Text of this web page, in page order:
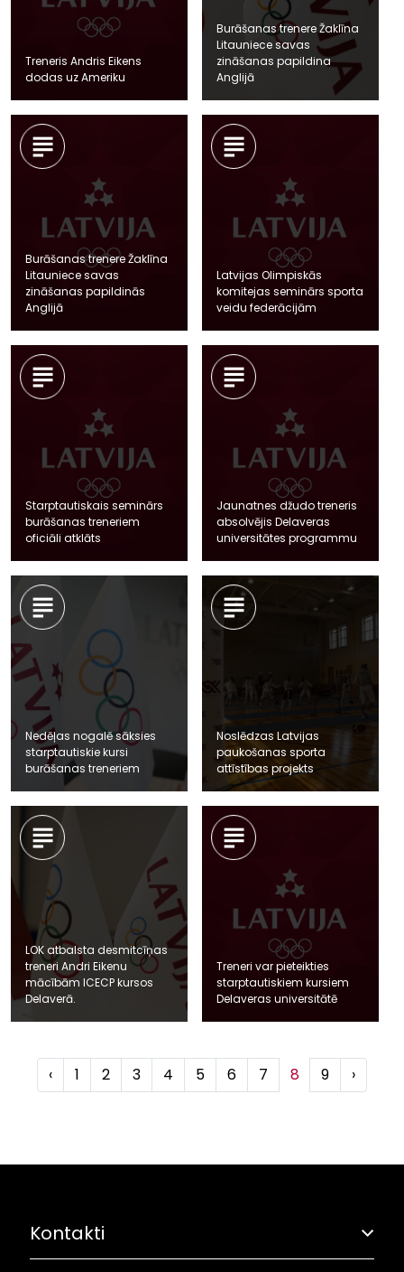
Treneris Andris Eikens
dodas uz Ameriku
Burāšanas trenere Žaklīna
Litauniece savas
zināšanas papildina
Anglijā
Burāšanas trenere Žaklīna
Litauniece savas
zināšanas papildinās
Anglijā
Latvijas Olimpiskās
komitejas seminārs sporta
veidu federācijām
Starptautiskais seminārs
burāšanas treneriem
oficiāli atklāts
Jaunatnes džudo treneris
absolvējis Delaveras
universitātes programmu
Nedēļas nogalē sāksies
starptautiskie kursi
burāšanas treneriem
Noslēdzas Latvijas
paukošanas sporta
attīstības projekts
LOK atbalsta desmitcīņas
treneri Andri Eikenu
mācībām ICECP kursos
Delaverā.
Treneri var pieteikties
starptautiskiem kursiem
Delaveras universitātē
‹ 1 2 3 4 5 6 7 8 9 ›
Kontakti